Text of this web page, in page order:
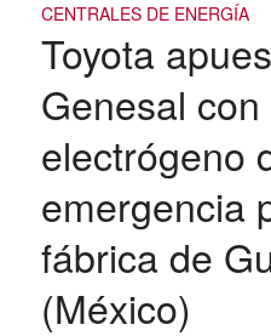
CENTRALES DE ENERGÍA
Toyota
Genesal
electrógeno
emergencia
fábrica de
(México)